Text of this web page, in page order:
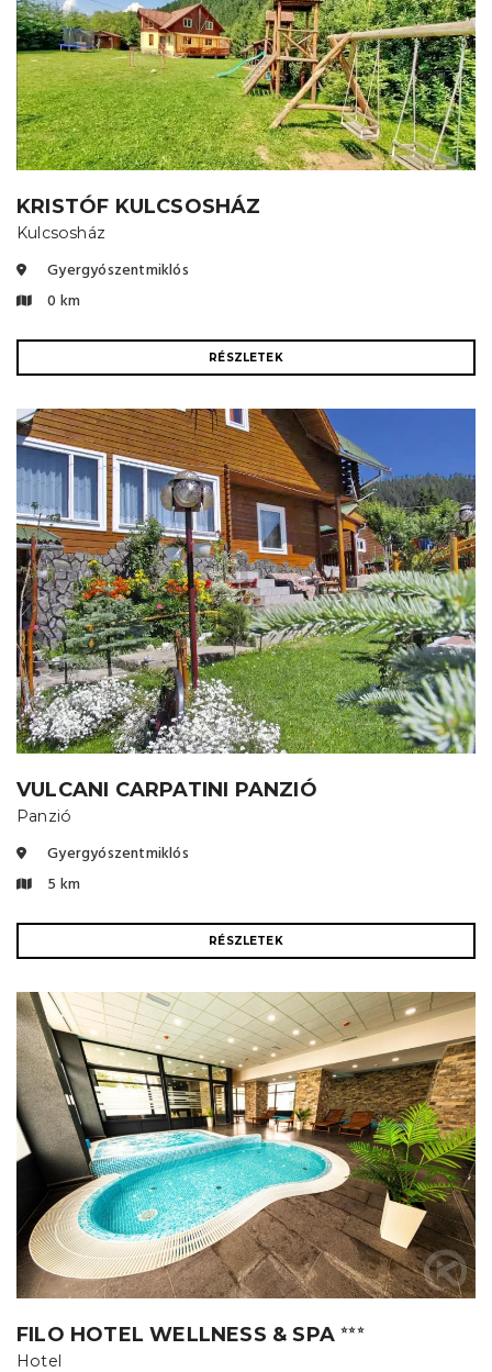
KRISTÓF KULCSOSHÁZ
Kulcsosház
Gyergyószentmiklós
0 km
RÉSZLETEK
VULCANI CARPATINI PANZIÓ
Panzió
Gyergyószentmiklós
5 km
RÉSZLETEK
FILO HOTEL WELLNESS & SPA⭐⭐⭐
Hotel